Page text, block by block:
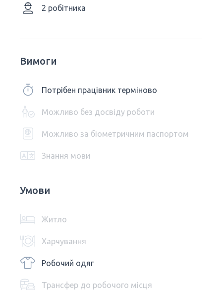
2 робітника
Вимоги
Потрібен працівник терміново
Можливо без досвіду роботи
Можливо за біометричним паспортом
Знання мови
Умови
Житло
Харчування
Робочий одяг
Трансфер до робочого місця